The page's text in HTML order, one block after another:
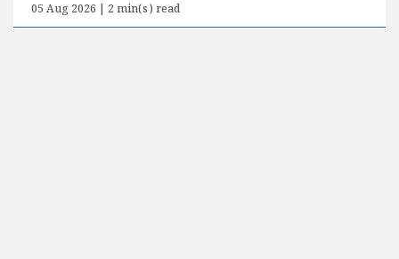
05 Aug 2026 | 2 min(s) read